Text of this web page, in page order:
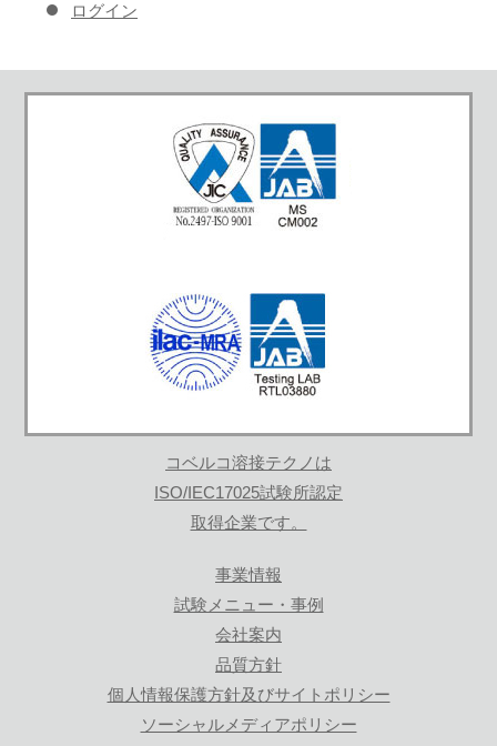
ログイン
コベルコ溶接テクノは
ISO/IEC17025試験所認定
取得企業です。
事業情報
試験メニュー・事例
会社案内
品質方針
個人情報保護方針及びサイトポリシー
ソーシャルメディアポリシー